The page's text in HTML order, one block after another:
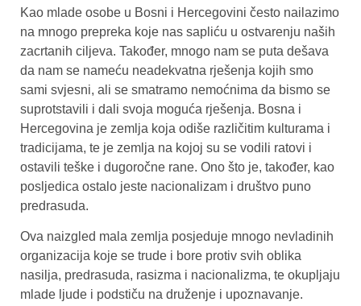
Kao mlade osobe u Bosni i Hercegovini često nailazimo
na mnogo prepreka koje nas sapliću u ostvarenju naših
zacrtanih ciljeva. Također, mnogo nam se puta dešava
da nam se nameću neadekvatna rješenja kojih smo
sami svjesni, ali se smatramo nemoćnima da bismo se
suprotstavili i dali svoja moguća rješenja. Bosna i
Hercegovina je zemlja koja odiše različitim kulturama i
tradicijama, te je zemlja na kojoj su se vodili ratovi i
ostavili teške i dugoročne rane. Ono što je, također, kao
posljedica ostalo jeste nacionalizam i društvo puno
predrasuda.
Ova naizgled mala zemlja posjeduje mnogo nevladinih
organizacija koje se trude i bore protiv svih oblika
nasilja, predrasuda, rasizma i nacionalizma, te okupljaju
mlade ljude i podstiču na druženje i upoznavanje.